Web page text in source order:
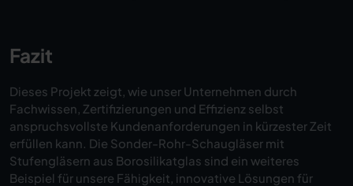
Fazit
Dieses Projekt zeigt, wie unser Unternehmen durch
Fachwissen, Zertifizierungen und Effizienz selbst
anspruchsvollste Kundenanforderungen in kürzester Zeit
erfüllen kann. Die Sonder-Rohr-Schaugläser mit
Stufengläsern aus Borosilikatglas sind ein weiteres
Beispiel für unsere Fähigkeit, innovative Lösungen für